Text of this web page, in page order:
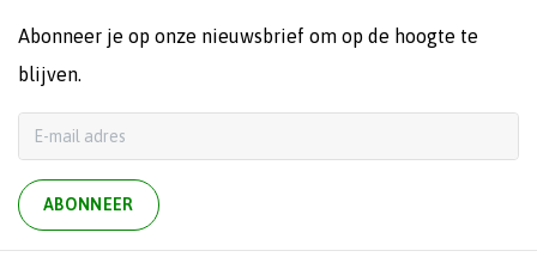
Abonneer je op onze nieuwsbrief om op de hoogte te
blijven.
ABONNEER